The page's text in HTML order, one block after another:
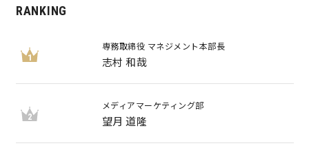
RANKING
1
専務取締役 マネジメント本部長
志村 和哉
2
メディアマーケティング部
望月 道隆